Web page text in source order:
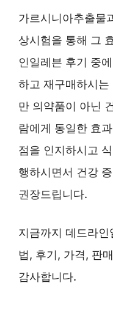
가르시니아추출물
상시험을 통해 그
인일레븐 후기 중
하고 재구매하시는
만 의약품이 아닌
람에게 동일한 효
점을 인지하시고
행하시면서 건강
권장드립니다.
지금까지 데드라
법, 후기, 가격, 판
감사합니다.